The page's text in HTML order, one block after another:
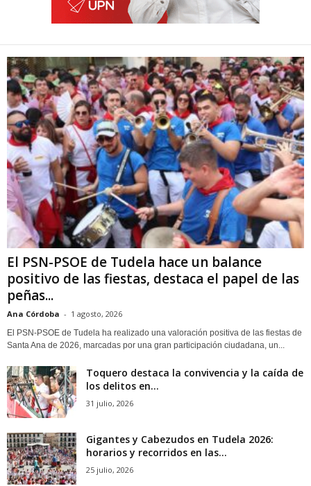
El PSN-PSOE de Tudela hace un balance
positivo de las fiestas, destaca el papel de las
peñas...
Ana Córdoba - 1 agosto, 2026
El PSN-PSOE de Tudela ha realizado una valoración positiva de las fiestas de
Santa Ana de 2026, marcadas por una gran participación ciudadana, un...
Toquero destaca la convivencia y la caída de
los delitos en...
31 julio, 2026
Gigantes y Cabezudos en Tudela 2026:
horarios y recorridos en las...
25 julio, 2026